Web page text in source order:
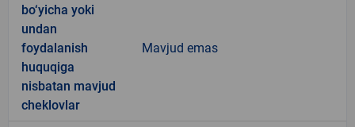
bo‘yicha yoki
undan
foydalanish
huquqiga
nisbatan mavjud
cheklovlar
Mavjud emas